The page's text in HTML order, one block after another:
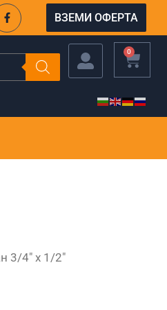
F
a
c
e
k
ВЗЕМИ ОФЕРТА
0
CART
3/4″ х 1/2″